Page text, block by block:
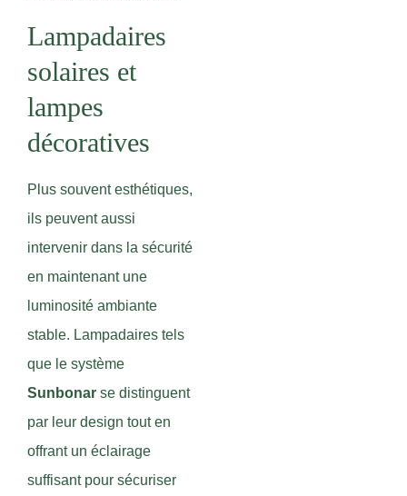
Lampadaires
solaires et
lampes
décoratives
Plus souvent esthétiques,
ils peuvent aussi
intervenir dans la sécurité
en maintenant une
luminosité ambiante
stable. Lampadaires tels
que le système
Sunbonar se distinguent
par leur design tout en
offrant un éclairage
suffisant pour sécuriser